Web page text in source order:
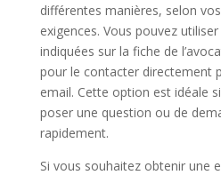
différentes manières, selon
exigences. Vous pouvez
indiquées sur la fiche de
pour le contacter directement
email. Cette option est idéale
poser une question ou de
rapidement.
Si vous souhaitez obtenir une